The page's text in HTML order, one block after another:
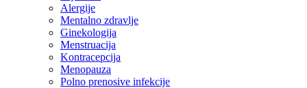
Alergije
Mentalno zdravlje
Ginekologija
Menstruacija
Kontracepcija
Menopauza
Polno prenosive infekcije